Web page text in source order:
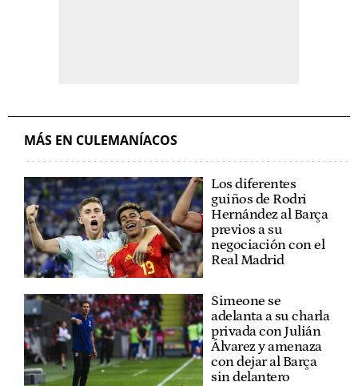
MÁS EN CULEMANÍACOS
Los diferentes
guiños de Rodri
Hernández al Barça
previos a su
negociación con el
Real Madrid
Simeone se
adelanta a su charla
privada con Julián
Álvarez y amenaza
con dejar al Barça
sin delantero